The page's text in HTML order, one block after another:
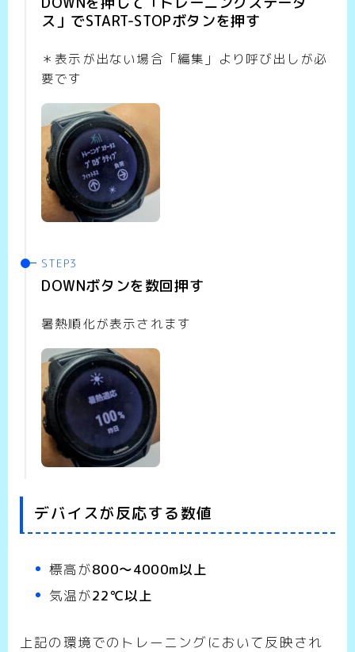
ス」でSTART-STOPボタンを押す
＊表示が出ない場合「編集」より呼び出しが必
要です
DOWNボタンを数回押す
暑熱順化が表示されます
デバイスが反応する数値
標高が800～4000m以上
気温が22℃以上
上記の環境でのトレーニングにおいて反映され